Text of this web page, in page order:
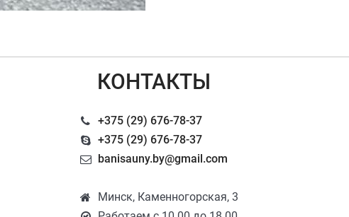
КОНТАКТЫ
+375 (29) 676-78-37
+375 (29) 676-78-37
banisauny.by@gmail.com
Минск, Каменногорская, 3